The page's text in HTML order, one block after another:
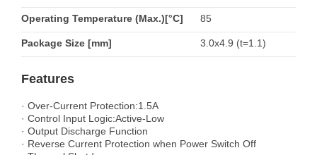
Operating Temperature (Max.)[°C] 85
Package Size [mm] 3.0x4.9 (t=1.1)
Features
· Over-Current Protection:1.5A
· Control Input Logic:Active-Low
· Output Discharge Function
· Reverse Current Protection when Power Switch Off